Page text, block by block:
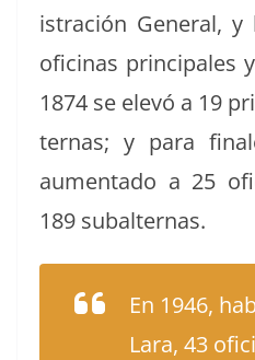
is­tración Gen­er­al,
ofic­i­nas prin­ci­pales
1874 se elevó a 19
ter­nas; y para
aumen­ta­do a 25
189 subalternas.
En 1946,
Lara, 43